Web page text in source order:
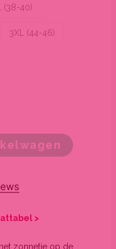
L (38-40)
3XL (44-46)
>
zonnetje op de